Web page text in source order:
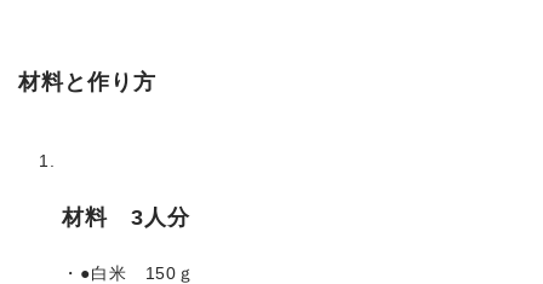
材料と作り方
材料 3人分
・●白米 150ｇ